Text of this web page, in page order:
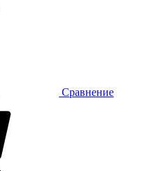
Сравнение